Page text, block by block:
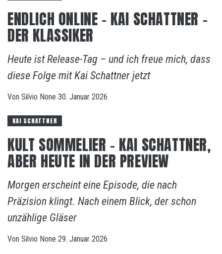
ENDLICH ONLINE – KAI SCHATTNER –
DER KLASSIKER
Heute ist Release-Tag – und ich freue mich, dass
diese Folge mit Kai Schattner jetzt
Von Silvio None 30. Januar 2026
KAI SCHATTNER
KULT SOMMELIER – KAI SCHATTNER,
ABER HEUTE IN DER PREVIEW
Morgen erscheint eine Episode, die nach
Präzision klingt. Nach einem Blick, der schon
unzählige Gläser
Von Silvio None 29. Januar 2026